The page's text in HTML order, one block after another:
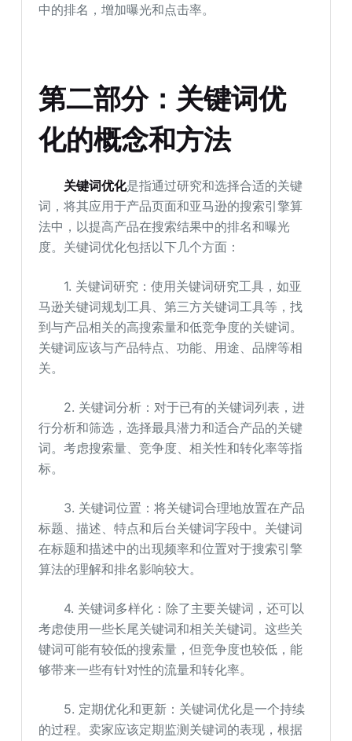
中的排名，增加曝光和点击率。
第二部分：关键词优
化的概念和方法
关键词优化是指通过研究和选择合适的关键
词，将其应用于产品页面和亚马逊的搜索引擎算
法中，以提高产品在搜索结果中的排名和曝光
度。关键词优化包括以下几个方面：
1. 关键词研究：使用关键词研究工具，如亚
马逊关键词规划工具、第三方关键词工具等，找
到与产品相关的高搜索量和低竞争度的关键词。
关键词应该与产品特点、功能、用途、品牌等相
关。
2. 关键词分析：对于已有的关键词列表，进
行分析和筛选，选择最具潜力和适合产品的关键
词。考虑搜索量、竞争度、相关性和转化率等指
标。
3. 关键词位置：将关键词合理地放置在产品
标题、描述、特点和后台关键词字段中。关键词
在标题和描述中的出现频率和位置对于搜索引擎
算法的理解和排名影响较大。
4. 关键词多样化：除了主要关键词，还可以
考虑使用一些长尾关键词和相关关键词。这些关
键词可能有较低的搜索量，但竞争度也较低，能
够带来一些有针对性的流量和转化率。
5. 定期优化和更新：关键词优化是一个持续
的过程。卖家应该定期监测关键词的表现，根据